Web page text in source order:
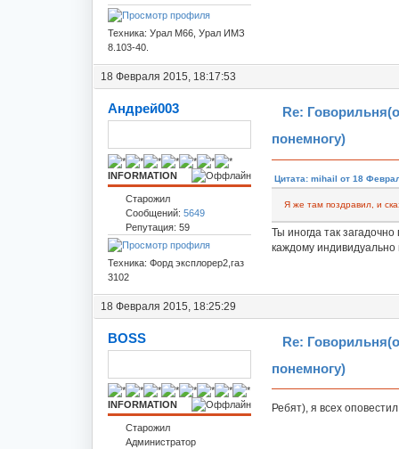
Техника: Урал М66, Урал ИМЗ
8.103-40.
18 Февраля 2015, 18:17:53
Андрей003
INFORMATION
Старожил
Сообщений: 5649
Репутация: 59
Техника: Форд эксплорер2,газ
3102
Re:
понемногу)
Цитата: mihail от 18
Я же там поздравил, и
Ты иногда так
каждому индивидуально
18 Февраля 2015, 18:25:29
BOSS
INFORMATION
Старожил
Администратор
Re:
понемногу)
Ребят), я всех